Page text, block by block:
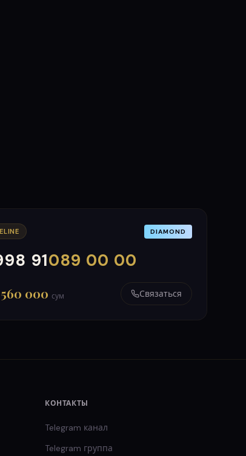
DIAMOND
91089 00 00
000 сум Связаться
КОНТАКТЫ
Telegram канал
Telegram группа